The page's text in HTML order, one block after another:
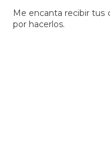
Me encanta recibir tus
por hacerlos.